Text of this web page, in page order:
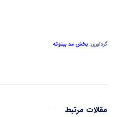
گردآوری:بخش مد بیتوته
مقالات مرتبط